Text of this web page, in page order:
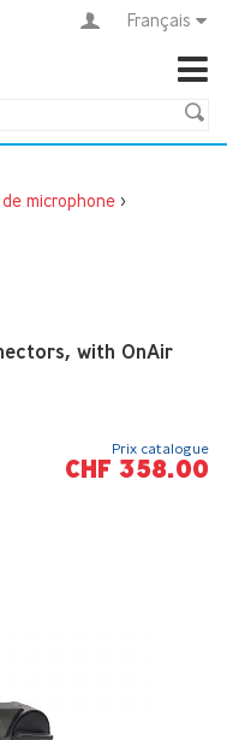
Français
microphone >
with OnAir
Prix catalogue
CHF 358.00